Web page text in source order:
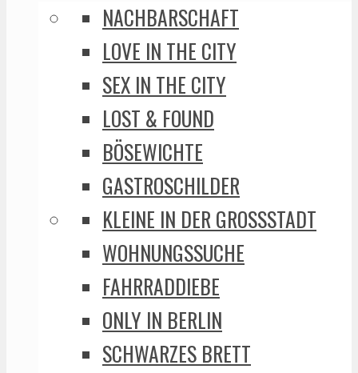
NACHBARSCHAFT
LOVE IN THE CITY
SEX IN THE CITY
LOST & FOUND
BÖSEWICHTE
GASTROSCHILDER
KLEINE IN DER GROSSSTADT
WOHNUNGSSUCHE
FAHRRADDIEBE
ONLY IN BERLIN
SCHWARZES BRETT